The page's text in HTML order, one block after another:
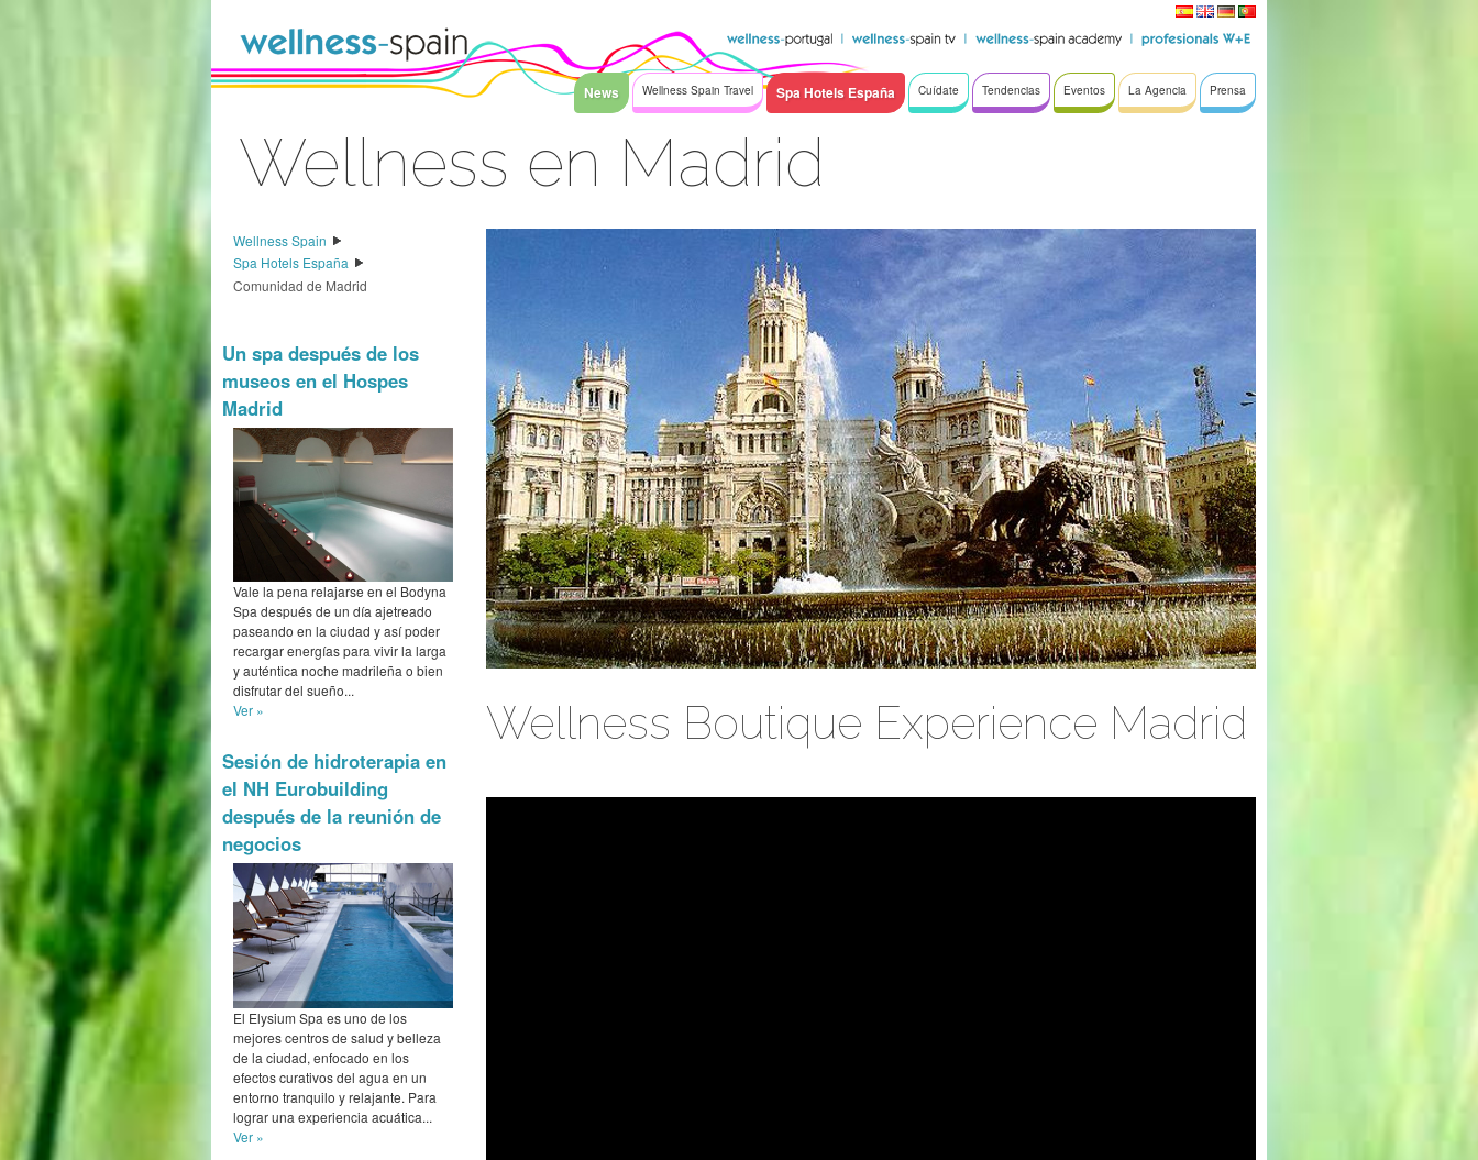
News Wellness Spain Travel Spa Hotels España Cuídate Tendencias Eventos La Agencia Prensa
Wellness en Madrid
Wellness Spain
Spa Hotels España
Comunidad de Madrid
Un spa después de los
museos en el Hospes
Madrid
Vale la pena relajarse en el Bodyna
Spa después de un día ajetreado
paseando en la ciudad y así poder
recargar energías para vivir la larga
y auténtica noche madrileña o bien
disfrutar del sueño...
Ver »
Sesión de hidroterapia en
el NH Eurobuilding
después de la reunión de
negocios
El Elysium Spa es uno de los
mejores centros de salud y belleza
de la ciudad, enfocado en los
efectos curativos del agua en un
entorno tranquilo y relajante. Para
lograr una experiencia acuática...
Ver »
Wellness Boutique Experience Madrid